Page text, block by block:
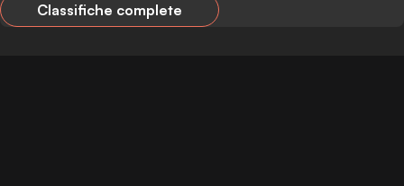
Classifiche complete